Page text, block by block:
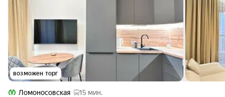
возможен торг
Ломоносовская
15 мин.